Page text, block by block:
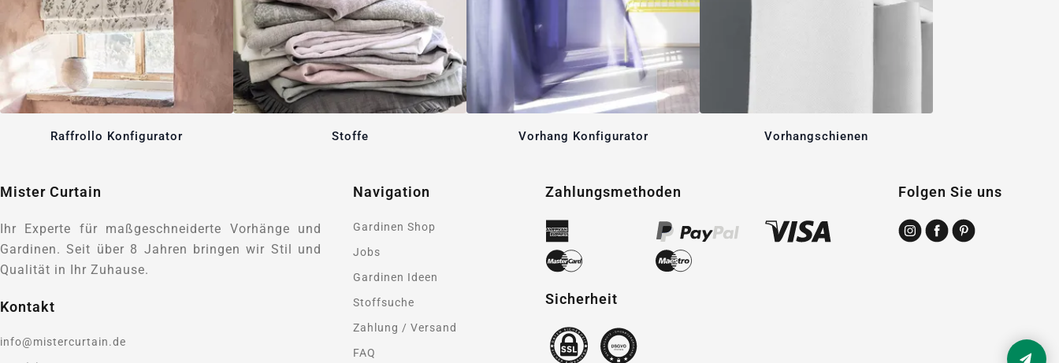
Raffrollo Konfigurator Stoffe Vorhang Konfigurator Vorhangschienen
Mister Curtain
Ihr Experte für maßgeschneiderte Vorhänge und
Gardinen. Seit über 8 Jahren bringen wir Stil und
Qualität in Ihr Zuhause.
Kontakt
info@mistercurtain.de
Navigation
Gardinen Shop
Jobs
Gardinen Ideen
Stoffsuche
Zahlung / Versand
FAQ
Zahlungsmethoden
Sicherheit
Folgen Sie uns